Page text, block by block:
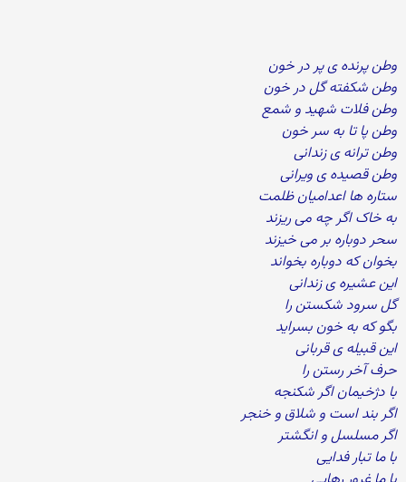
وطن پرنده ی پر در خون
وطن شکفته گل در خون
وطن فلات شهید و شمع
وطن پا تا به سر خون
وطن ترانه ی زندانی
وطن قصیده ی ویرانی
ستاره ها اعدامیان ظلمت
به خاک اگر چه می ریزند
سحر دوباره بر می خیزند
بخوان که دوباره بخواند
این عشیره ی زندانی
گل سرود شکستن را
بگو که به خون بسراید
این قبیله ی قربانی
حرف آخر رستن را
با دژخیمان اگر شکنجه
اگر بند است و شلاق و خنجر
اگر مسلسل و انگشتر
با ما تبار فدایی